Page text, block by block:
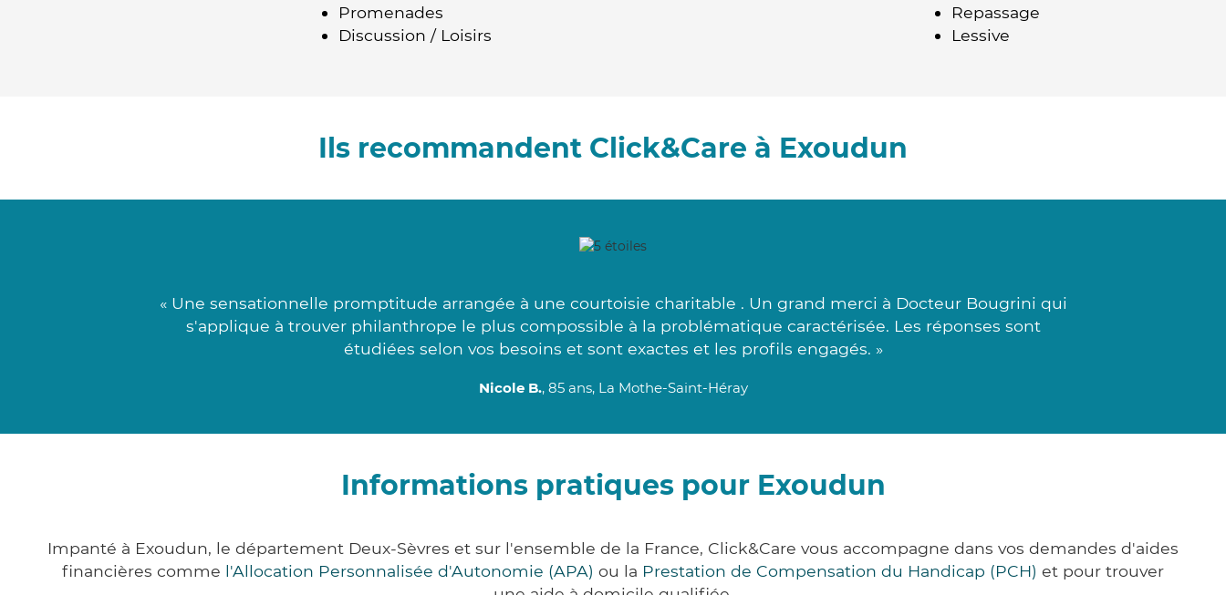
Promenades
Discussion / Loisirs
Repassage
Lessive
Ils recommandent Click&Care à Exoudun
« Une sensationnelle promptitude arrangée à une courtoisie charitable . Un grand merci à Docteur Bougrini qui
s'applique à trouver philanthrope le plus compossible à la problématique caractérisée. Les réponses sont
étudiées selon vos besoins et sont exactes et les profils engagés. »
Nicole B., 85 ans, La Mothe-Saint-Héray
Informations pratiques pour Exoudun
Impanté à Exoudun, le département Deux-Sèvres et sur l'ensemble de la France, Click&Care vous accompagne dans vos demandes d'aides
financières comme l'Allocation Personnalisée d'Autonomie (APA) ou la Prestation de Compensation du Handicap (PCH) et pour trouver